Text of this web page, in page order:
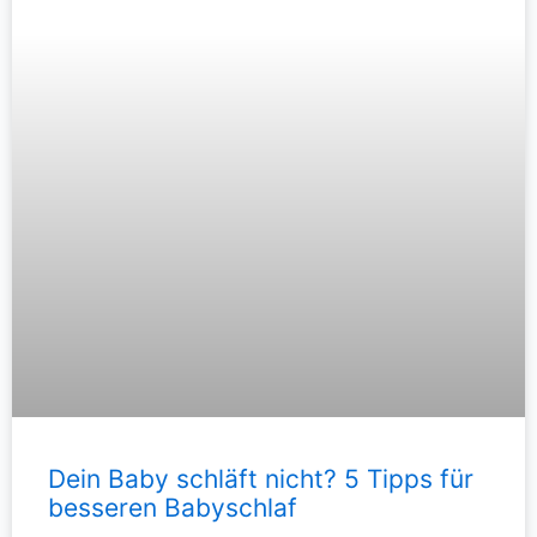
Dein Baby schläft nicht? 5 Tipps für
besseren Babyschlaf